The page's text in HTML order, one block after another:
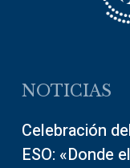
NOTICIAS
Celebración
ESO: «Donde